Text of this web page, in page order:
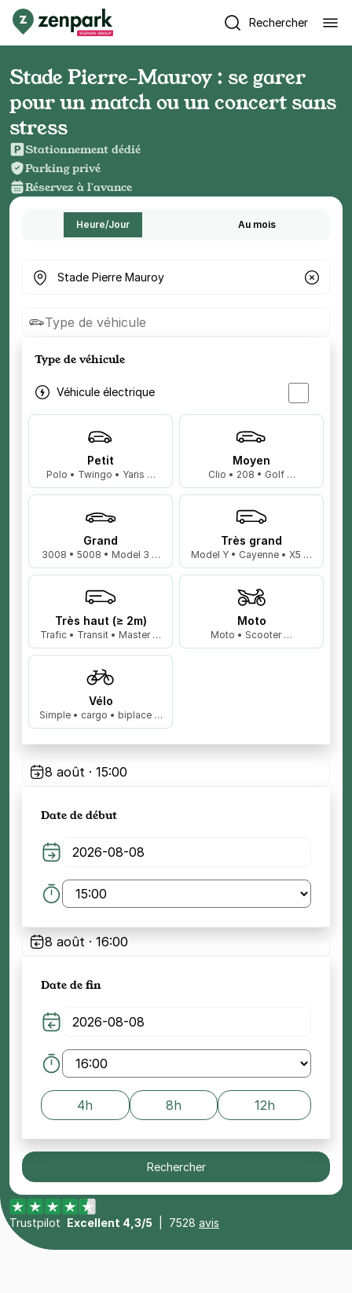
Rechercher
Stade Pierre‑Mauroy : se garer
pour un match ou un concert sans
stress
Stationnement dédié
Parking privé
Réservez à l'avance
Heure/Jour Au mois
Où cherchez-vous un parking ?
Type de véhicule
Type de véhicule
Véhicule électrique
Petit
Polo • Twingo • Yaris …
Moyen
Clio • 208 • Golf …
Grand
3008 • 5008 • Model 3 …
Très grand
Model Y • Cayenne • X5 …
Très haut (≥ 2m)
Trafic • Transit • Master …
Moto
Moto • Scooter …
Vélo
Simple • cargo • biplace …
8 août · 15:00
Date de début
8 août · 16:00
Date de fin
4h 8h 12h
Rechercher
Trustpilot Excellent 4,3/5 7528 avis